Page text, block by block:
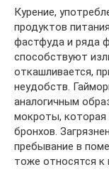
Курение,
продуктов
фастфуда и ряда
способствуют
откашливается,
неудобств.
аналогичным
мокроты, которая
бронхов.
пребывание в
тоже относятся к